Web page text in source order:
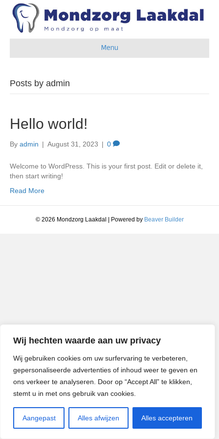
Wij hechten waarde aan uw privacy
Wij gebruiken cookies om uw surfervaring te verbeteren,
gepersonaliseerde advertenties of inhoud weer te geven en
ons verkeer te analyseren. Door op “Accept All” te klikken,
stemt u in met ons gebruik van cookies.
Aangepast Alles afwijzen Alles accepteren
Menu
Posts by admin
Hello world!
By admin | August 31, 2023 | 0
Welcome to WordPress. This is your first post. Edit or delete it,
then start writing!
Read More
© 2026 Mondzorg Laakdal | Powered by Beaver Builder